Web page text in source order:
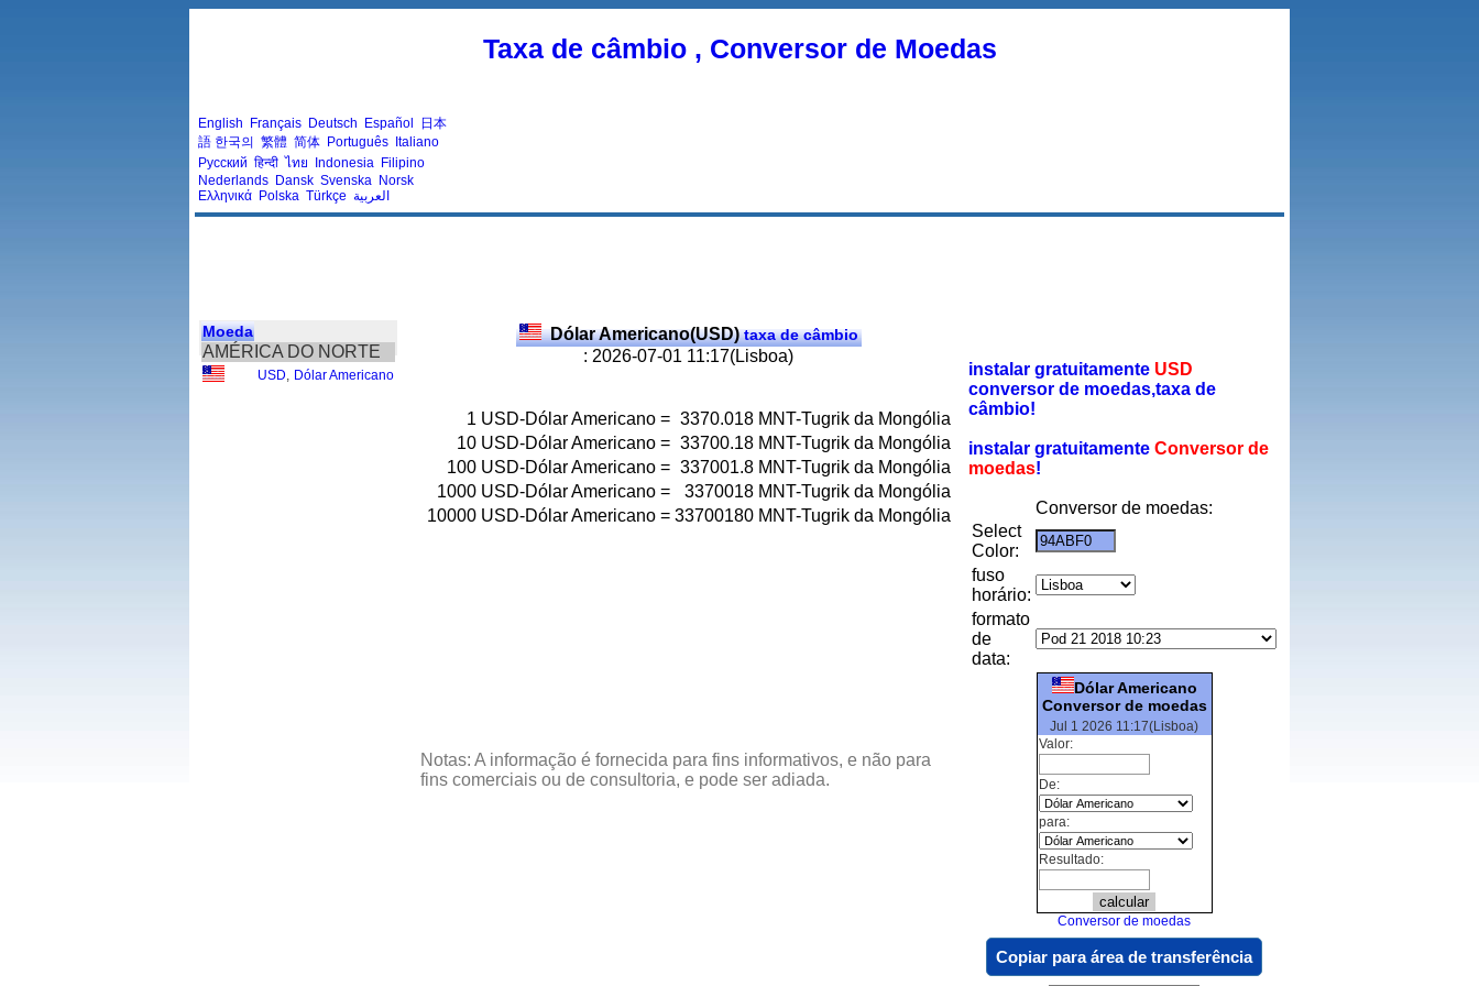
Taxa de câmbio , Conversor de Moedas
English Français Deutsch Español
日本
語 한국의 繁體 简体 Português Italiano
Русский हिन्दी ไทย Indonesia Filipino
Nederlands Dansk Svenska Norsk
Ελληνικά Polska Türkçe العربية
Moeda
AMÉRICA DO NORTE
USD Dólar Americano
Dólar Americano(USD)taxa de câmbio
: 2026-07-01 11:17(Lisboa)
1 USD-Dólar Americano = 3370.018 MNT-Tugrik da Mongólia
10 USD-Dólar Americano = 33700.18 MNT-Tugrik da Mongólia
100 USD-Dólar Americano = 337001.8 MNT-Tugrik da Mongólia
1000 USD-Dólar Americano = 3370018 MNT-Tugrik da Mongólia
10000 USD-Dólar Americano = 33700180 MNT-Tugrik da Mongólia
Notas: A informação é fornecida para fins informativos, e não para
fins comerciais ou de consultoria, e pode ser adiada.
instalar gratuitamente USD
conversor de moedas,taxa de
câmbio!
instalar gratuitamente Conversor de
moedas!
Conversor de moedas:
Select
Color:
fuso
horário:
formato
de
data:
Dólar Americano
Conversor de moedas
Jul 1 2026 11:17(Lisboa)
Valor:
De:
para:
Resultado:
Conversor de moedas
Copiar para área de transferência